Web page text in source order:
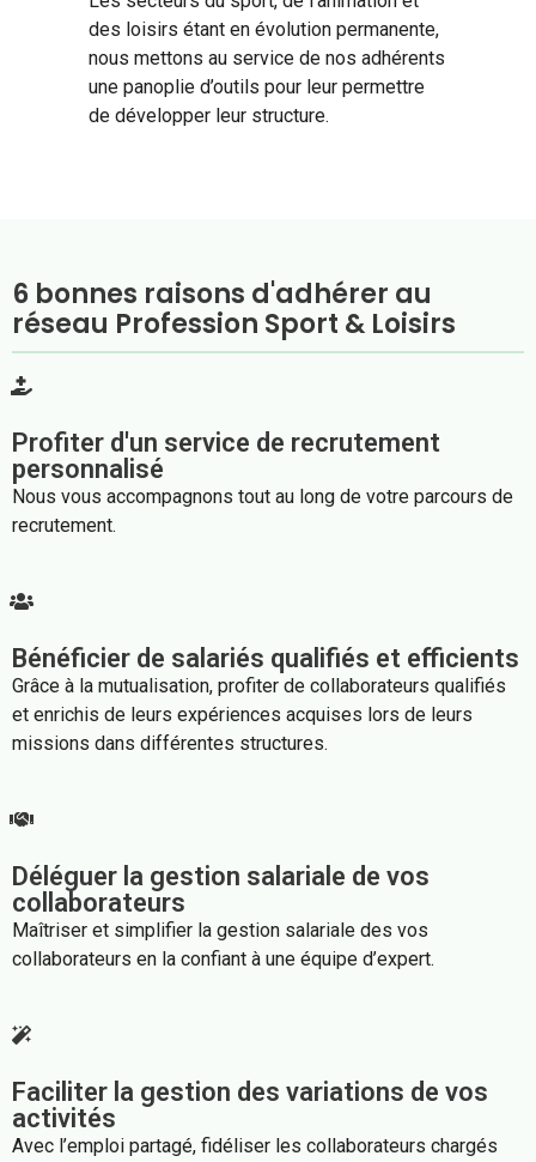
des loisirs étant en évolution permanente,
nous mettons au service de nos adhérents
une panoplie d’outils pour leur permettre
de développer leur structure.
6 bonnes raisons d'adhérer au
réseau Profession Sport & Loisirs
Profiter d'un service de recrutement
personnalisé
Nous vous accompagnons tout au long de votre parcours de
recrutement.
Bénéficier de salariés qualifiés et efficients
Grâce à la mutualisation, profiter de collaborateurs qualifiés
et enrichis de leurs expériences acquises lors de leurs
missions dans différentes structures.
Déléguer la gestion salariale de vos
collaborateurs
Maîtriser et simplifier la gestion salariale des vos
collaborateurs en la confiant à une équipe d’expert.
Faciliter la gestion des variations de vos
activités
Avec l’emploi partagé, fidéliser les collaborateurs chargés